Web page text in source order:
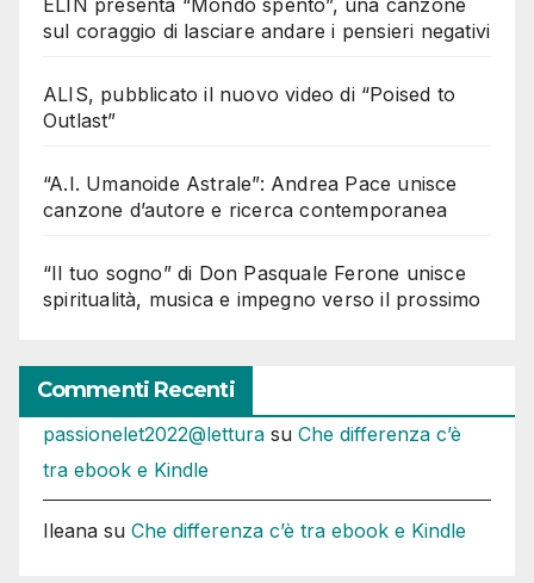
ELIN presenta “Mondo spento”, una canzone
sul coraggio di lasciare andare i pensieri negativi
ALIS, pubblicato il nuovo video di “Poised to
Outlast”
“A.I. Umanoide Astrale”: Andrea Pace unisce
canzone d’autore e ricerca contemporanea
“Il tuo sogno” di Don Pasquale Ferone unisce
spiritualità, musica e impegno verso il prossimo
Commenti Recenti
passionelet2022@lettura su Che differenza c’è
tra ebook e Kindle
Ileana su Che differenza c’è tra ebook e Kindle